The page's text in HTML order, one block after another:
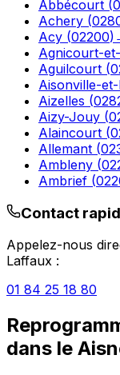
Abbécourt (
Achery (
Acy (02200)
Agnicourt-
Aguilcourt (
Aisonville-
Aizelles (
Aizy-Jouy (
Alaincourt (
Allemant (
Ambleny (
Ambrief (
Contact
Appelez-nous
Laffaux :
01 84 25 18 80
dans le